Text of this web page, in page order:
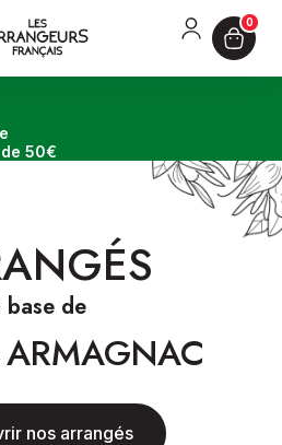
0
50€
base de
ARMAGNAC
nos arrangés